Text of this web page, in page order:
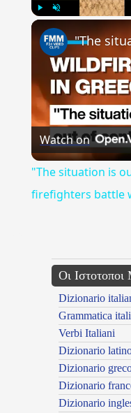
Watch on
"The situation is
firefighters battle
Οι
Dizionario
Grammatica
Verbi Italiani
Dizionario
Dizionario
Dizionario
Dizionario